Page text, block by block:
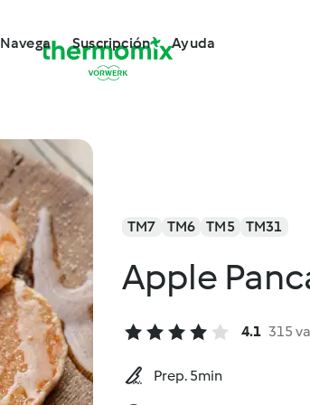
Navega Suscripción Ayuda
TM7 TM6 TM5 TM31
Apple
4.1 315
Prep. 5min